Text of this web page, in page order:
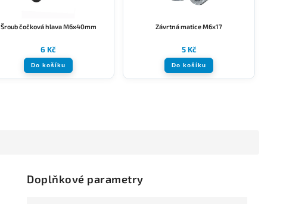
Šroub čočková hlava M6x40mm
6 Kč
Do košíku
Závrtná matice M6x17
5 Kč
Do košíku
Doplňkové parametry